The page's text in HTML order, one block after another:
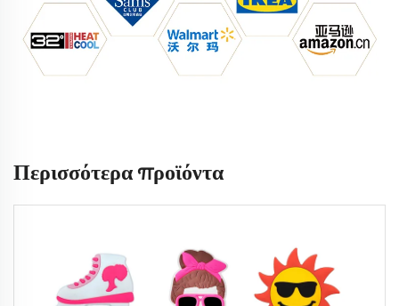
Περισσότερα προϊόντα